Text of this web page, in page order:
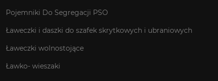
Pojemniki Do Segregacji PSO
Ławeczki i daszki do szafek skrytkowych i ubraniowych
Ławeczki wolnostojące
Ławko- wieszaki